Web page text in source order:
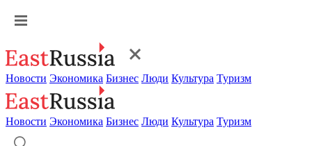
Новости Экономика Бизнес Люди Культура Туризм
Новости Экономика Бизнес Люди Культура Туризм